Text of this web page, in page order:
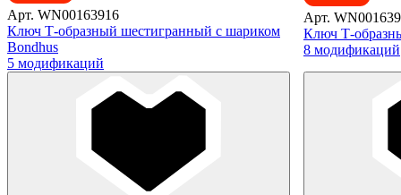
Арт. WN00163916
Ключ Т-образный шестигранный с шариком
Bondhus
5 модификаций
Арт.
Ключ Т-
8 модификаций